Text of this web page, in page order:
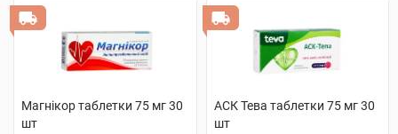
Магнікор таблетки 75 мг 30
шт
АСК Тева таблетки 75 мг 30
шт